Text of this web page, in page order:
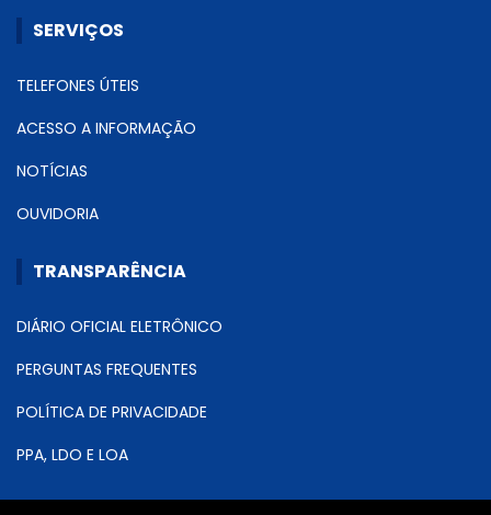
SERVIÇOS
TELEFONES ÚTEIS
ACESSO A INFORMAÇÃO
NOTÍCIAS
OUVIDORIA
TRANSPARÊNCIA
DIÁRIO OFICIAL ELETRÔNICO
PERGUNTAS FREQUENTES
POLÍTICA DE PRIVACIDADE
PPA, LDO E LOA